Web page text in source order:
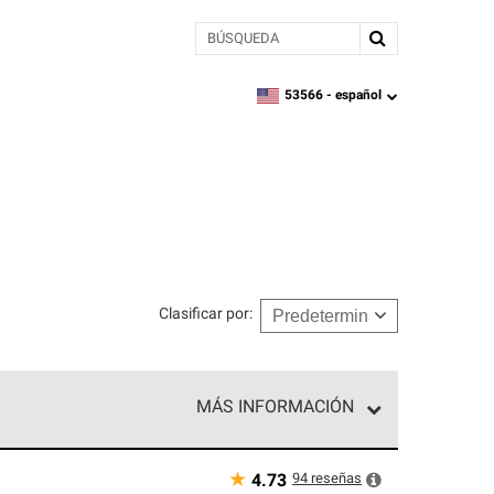
BÚSQUEDA
zipcode,language
53566 - español
Clasificar por:
MÁS INFORMACIÓN
incomparable. Solo ellos pueden
★ 4.73 94 reseñas